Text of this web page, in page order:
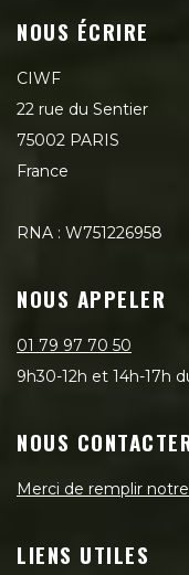
NOUS ÉCRIRE
CIWF
22 rue du Sentier
75002 PARIS
France
RNA : W751226958
NOUS APPELER
01 79 97 70 50
9h30-12h et 14h-17h
NOUS
Merci de remplir
LIENS UTILES